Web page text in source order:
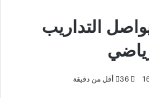
التداريب
أقل من دقيقة